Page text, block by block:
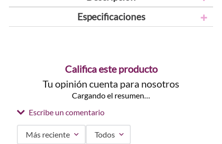
Especificaciones
Califica este producto
Tu opinión cuenta para nosotros
Cargando el resumen…
Escribe un comentario
Más reciente Todos